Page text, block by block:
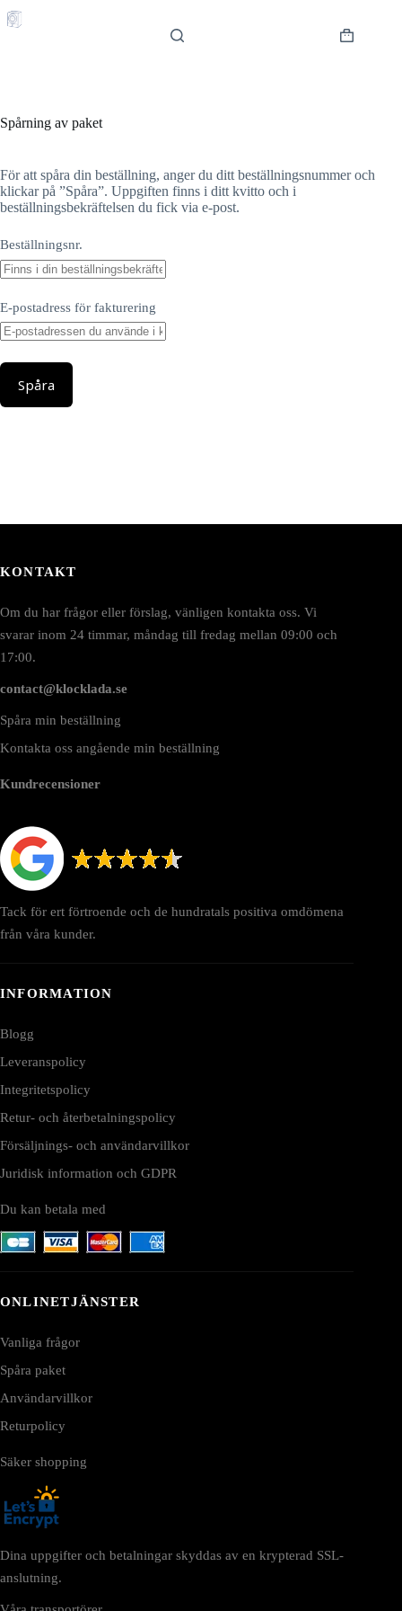
till
Varukorg
Spårning av paket
För att spåra din beställning, anger du ditt beställningsnummer och
klickar på ”Spåra”. Uppgiften finns i ditt kvitto och i
beställningsbekräftelsen du fick via e-post.
Beställningsnr.
E-postadress för fakturering
Spåra
KONTAKT
Om du har frågor eller förslag, vänligen kontakta oss. Vi
svarar inom 24 timmar, måndag till fredag mellan 09:00 och
17:00.
contact@klocklada.se
Spåra min beställning
Kontakta oss angående min beställning
Kundrecensioner
Tack för ert förtroende och de hundratals positiva omdömena
från våra kunder.
INFORMATION
Blogg
Leveranspolicy
Integritetspolicy
Retur- och återbetalningspolicy
Försäljnings- och användarvillkor
Juridisk information och GDPR
Du kan betala med
ONLINETJÄNSTER
Vanliga frågor
Spåra paket
Användarvillkor
Returpolicy
Säker shopping
Dina uppgifter och betalningar skyddas av en krypterad SSL-
anslutning.